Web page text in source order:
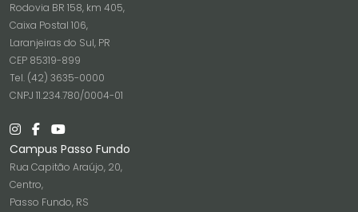
Rodovia BR 158, km 405,
Caixa Postal 106,
Laranjeiras do Sul, PR
CEP 85319-899
Tel. (42) 3635-0000
CNPJ 11.234.780/0004-01
Campus Passo Fundo
Rua Capitão Araújo, 20,
Centro,
Passo Fundo, RS